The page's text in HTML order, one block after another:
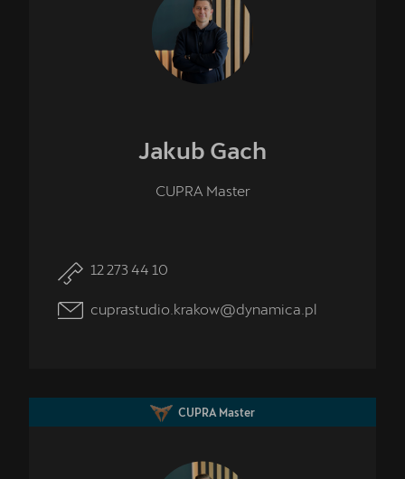
Jakub Gach
CUPRA Master
12 273 44 10
cuprastudio.krakow@dynamica.pl
CUPRA Master